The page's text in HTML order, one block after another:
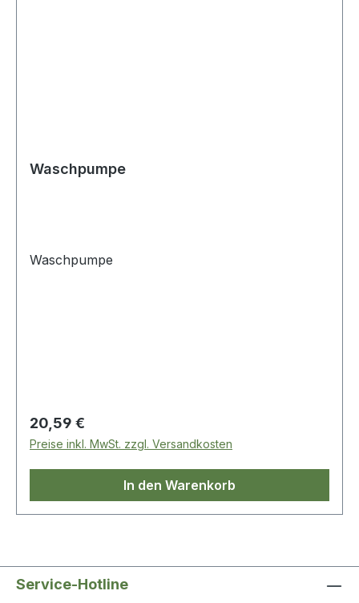
Waschpumpe
Waschpumpe
Regulärer Preis:
20,59 €
Preise inkl. MwSt. zzgl. Versandkosten
In den Warenkorb
Service-Hotline